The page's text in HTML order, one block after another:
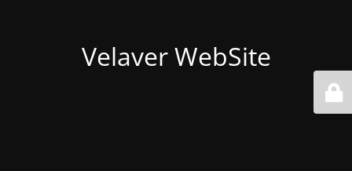
Velaver WebSite